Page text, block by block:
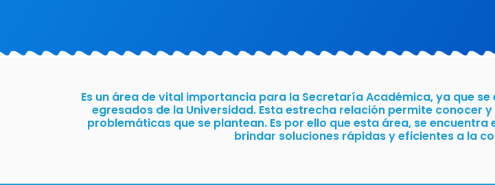
Es un área de vital importancia para la Secretaría Académica, ya que
egresados de la Universidad. Esta estrecha relación permite conocer
problemáticas que se plantean. Es por ello que esta área, se
brindar soluciones rápidas y eficientes a la